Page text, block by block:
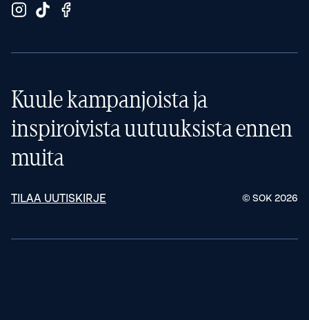
Kuule kampanjoista ja
inspiroivista uutuuksista ennen
muita
TILAA UUTISKIRJE © SOK 2026